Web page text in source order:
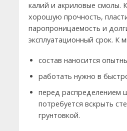
калий и акриловые смолы.
хорошую прочность,
паропроницаемость и
эксплуатационный срок. К
состав наносится
работать нужно в
перед распределением
потребуется вскрыть
грунтовкой.